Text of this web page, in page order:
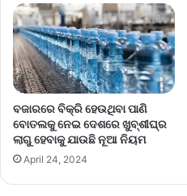
ବଜାରରେ ବିକ୍ରି ହେଉଥିବା ପାଣି
ବୋତଲକୁ ନେଇ ଦେଶରେ ଖୁବ୍‌ଶୀଘ୍ର
ଲାଗୁ ହେବାକୁ ଯାଉଛି ନୂଆ ନିୟମ
April 24, 2024